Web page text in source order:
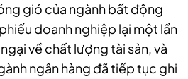
gió của ngành bất động
doanh nghiệp lại một lần
về chất lượng tài sản, và
ngân hàng đã tiếp tục ghi